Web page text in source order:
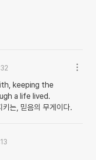
keeping the
a life lived.
는, 믿음의 무게이다.